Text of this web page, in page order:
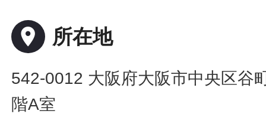
place 所在地
542-0012 大阪府大阪市中央区谷
階A室